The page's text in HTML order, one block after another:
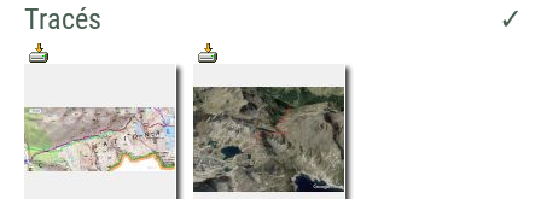
Tracés ✓